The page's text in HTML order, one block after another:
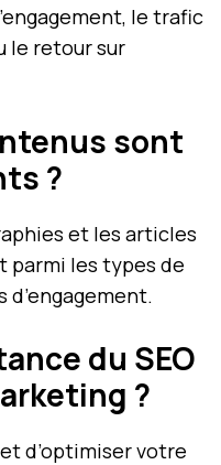
le trafic
le retour sur
sont
?
et les articles
les types de
du SEO
?
d’optimiser votre